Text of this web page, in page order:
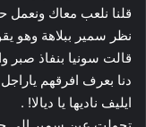
قلنا نلعب معاك ونعمل
نظر سمير ببلاهة وهو
قالت سونيا بنفاذ
دنا بعرف افرقهم
ايليف ناديها يا ديالا! .